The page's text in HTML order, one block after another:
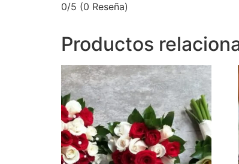
0/5 (0 Reseña)
Productos